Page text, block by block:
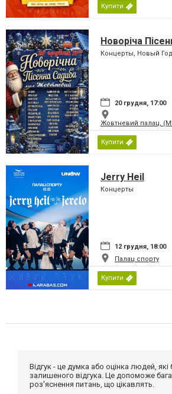
Купити
Новоріча
Концерты, Новый Год
20 грудня, 17:00
Жовтневий палац,
Купити
Jerry Heil
Концерты
12 грудня, 18:00
Палац спорту
Купити
Відгук - це думка або оцінка людей,
залишеного відгука. Це допоможе
роз'яснення питань, що цікавлять.